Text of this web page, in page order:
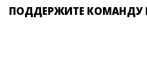
ПОДДЕРЖИТЕ КОМАНДУ